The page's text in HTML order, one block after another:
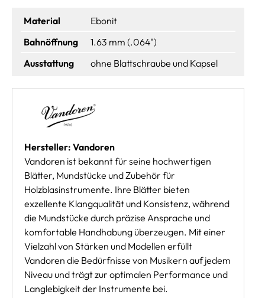
Material
Ebonit
Bahnöffnung
1.63 mm (.064")
Ausstattung
ohne Blattschraube und Kapsel
Hersteller: Vandoren
Vandoren ist bekannt für seine hochwertigen
Blätter, Mundstücke und Zubehör für
Holzblasinstrumente. Ihre Blätter bieten
exzellente Klangqualität und Konsistenz, während
die Mundstücke durch präzise Ansprache und
komfortable Handhabung überzeugen. Mit einer
Vielzahl von Stärken und Modellen erfüllt
Vandoren die Bedürfnisse von Musikern auf jedem
Niveau und trägt zur optimalen Performance und
Langlebigkeit der Instrumente bei.